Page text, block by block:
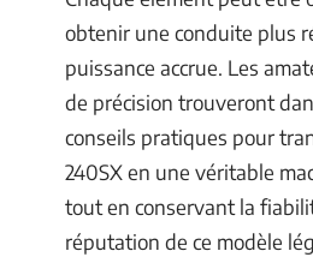
obtenir une conduite plus
puissance accrue. Les
de précision trouveront
conseils pratiques pour
240SX en une véritable
tout en conservant la
réputation de ce modèle